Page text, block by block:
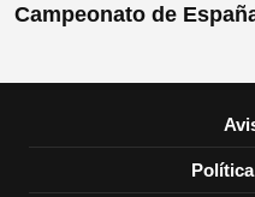
Campeonato de